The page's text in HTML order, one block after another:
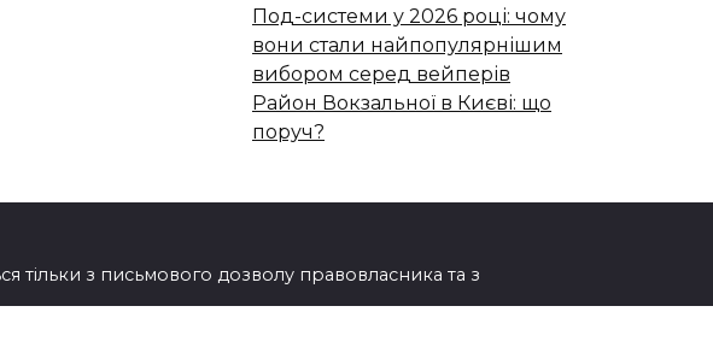
Под-системи у 2026 році: чому
вони стали найпопулярнішим
вибором серед вейперів
Район Вокзальної в Києві: що
поруч?
тільки з письмового дозволу правовласника та з